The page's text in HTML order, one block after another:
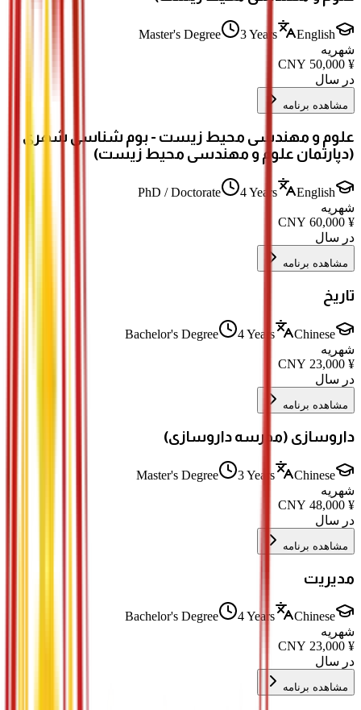
Master's Degree 3 Years
English
شهریه
¥
50,000
در سال
مشاهده برنامه
علوم و مهندسی محیط زیست - بوم شناسی شهری
(دپارتمان علوم و مهندسی محیط زیست)
PhD / Doctorate 4 Years
English
شهریه
¥
60,000
در سال
مشاهده برنامه
تاریخ
Bachelor's Degree 4 Years
Chinese
شهریه
¥
23,000
در سال
مشاهده برنامه
داروسازی (مدرسه داروسازی)
Master's Degree 3 Years
Chinese
شهریه
¥
48,000
در سال
مشاهده برنامه
مدیریت
Bachelor's Degree 4 Years
Chinese
شهریه
¥
23,000
در سال
مشاهده برنامه